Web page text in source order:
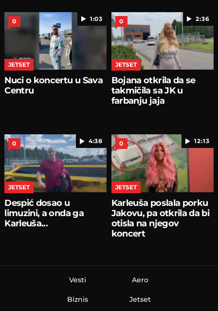
1:03
0
JETSET
Nuci o koncertu u Sava
Centru
2:36
0
JETSET
Bojana otkrila da se
takmičila sa JK u
farbanju jaja
4:38
0
JETSET
Despić dosao u
limuzini, a onda ga
Karleuša...
12:13
0
JETSET
Karleuša poslala porku
Jakovu, pa otkrila da bi
otisla na njegov
koncert
Vesti
Biznis
Aero
Jetset